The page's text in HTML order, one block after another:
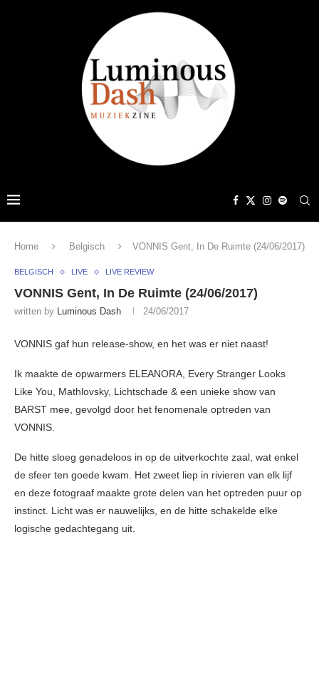
Home Belgisch VONNIS Gent, In De Ruimte (24/06/2017)
BELGISCH LIVE LIVE REVIEW
VONNIS Gent, In De Ruimte (24/06/2017)
written by Luminous Dash 24/06/2017
VONNIS gaf hun release-show, en het was er niet naast!
Ik maakte de opwarmers ELEANORA, Every Stranger Looks
Like You, Mathlovsky, Lichtschade & een unieke show van
BARST mee, gevolgd door het fenomenale optreden van
VONNIS.
De hitte sloeg genadeloos in op de uitverkochte zaal, wat enkel
de sfeer ten goede kwam. Het zweet liep in rivieren van elk lijf
en deze fotograaf maakte grote delen van het optreden puur op
instinct. Licht was er nauwelijks, en de hitte schakelde elke
logische gedachtegang uit.